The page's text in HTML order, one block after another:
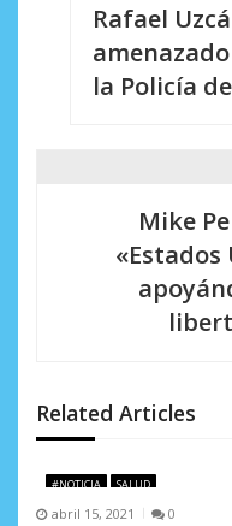
d
e
Rafael
la Policía
Mike
Related Articles
#NOTICIA SALUD
abril 15, 2021 0